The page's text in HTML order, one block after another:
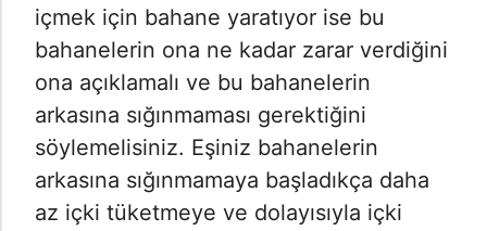
içmek için bahane yaratıyor ise bu
bahanelerin ona ne kadar zarar verdiğini
ona açıklamalı ve bu bahanelerin
arkasına sığınmaması gerektiğini
söylemelisiniz. Eşiniz bahanelerin
arkasına sığınmamaya başladıkça daha
az içki tüketmeye ve dolayısıyla içki